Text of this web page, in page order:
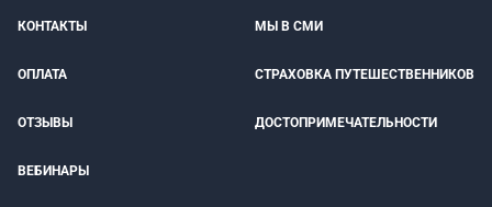
КОНТАКТЫ МЫ В СМИ
ОПЛАТА СТРАХОВКА ПУТЕШЕСТВЕННИКОВ
ОТЗЫВЫ ДОСТОПРИМЕЧАТЕЛЬНОСТИ
ВЕБИНАРЫ